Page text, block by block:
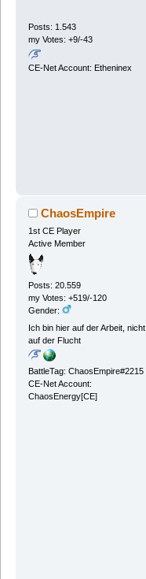
Posts: 1.543
my Votes: +9/-43
CE-Net Account: Etheninex
ChaosEmpire
1st CE Player
Active Member
Posts: 20.559
my Votes: +519/-120
Gender:
Ich bin hier auf der Arbeit, nicht
auf der Flucht
BattleTag: ChaosEmpire#2215
CE-Net Account:
ChaosEnergy[CE]